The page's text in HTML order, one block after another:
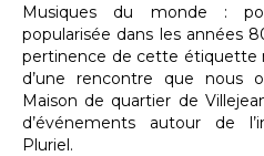
Musiques du monde :
popularisée dans les années
pertinence de cette étiquette
d’une rencontre que nous
Maison de quartier de
d’événements autour de
Pluriel.